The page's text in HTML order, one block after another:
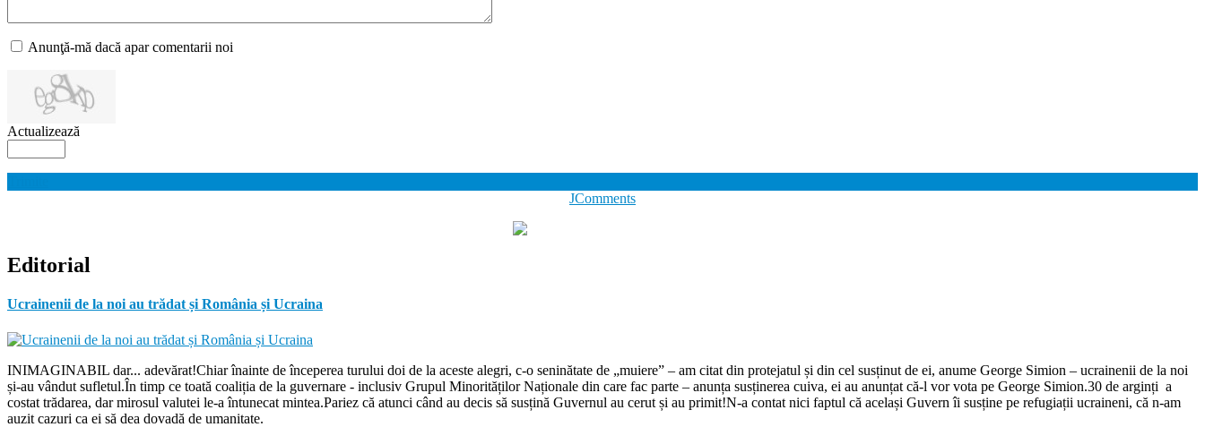
Anunţă-mă dacă apar comentarii noi
Actualizează
JComments
Editorial
Ucrainenii de la noi au trădat și România și Ucraina
INIMAGINABIL dar... adevărat!Chiar înainte de începerea turului doi de la aceste alegri, c-o seninătate de „muiere” – am citat din protejatul și din cel susținut de ei, anume George Simion – ucrainenii de la noi
și-au vândut sufletul.În timp ce toată coaliția de la guvernare - inclusiv Grupul Minorităților Naționale din care fac parte – anunța susținerea cuiva, ei au anunțat că-l vor vota pe George Simion.30 de arginți a
costat trădarea, dar mirosul valutei le-a întunecat mintea.Pariez că atunci când au decis să susțină Guvernul au cerut și au primit!N-a contat nici faptul că același Guvern îi susține pe refugiații ucraineni, că n-am
auzit cazuri ca ei să dea dovadă de umanitate.